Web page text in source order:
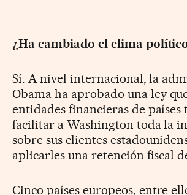
¿Ha cambiado el clima
Sí. A nivel internacional, la
Obama ha aprobado una ley
entidades financieras de países
facilitar a Washington toda la
sobre sus clientes
aplicarles una retención fiscal
Cinco países europeos, entre